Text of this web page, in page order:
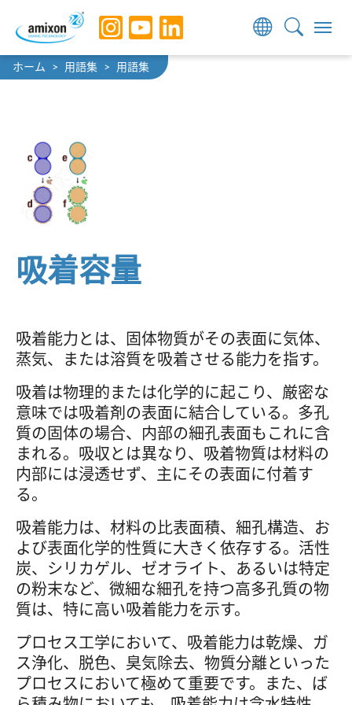
Skip to main navigation
Skip to main content
Skip to page footer
You are here:
ホーム 用語集 用語集
吸着容量
吸着能力とは、固体物質がその表面に気体、
蒸気、または溶質を吸着させる能力を指す。
吸着は物理的または化学的に起こり、厳密な
意味では吸着剤の表面に結合している。多孔
質の固体の場合、内部の細孔表面もこれに含
まれる。吸収とは異なり、吸着物質は材料の
内部には浸透せず、主にその表面に付着す
る。
吸着能力は、材料の比表面積、細孔構造、お
よび表面化学的性質に大きく依存する。活性
炭、シリカゲル、ゼオライト、あるいは特定
の粉末など、微細な細孔を持つ高多孔質の物
質は、特に高い吸着能力を示す。
プロセス工学において、吸着能力は乾燥、ガ
ス浄化、脱色、臭気除去、物質分離といった
プロセスにおいて極めて重要です。また、ば